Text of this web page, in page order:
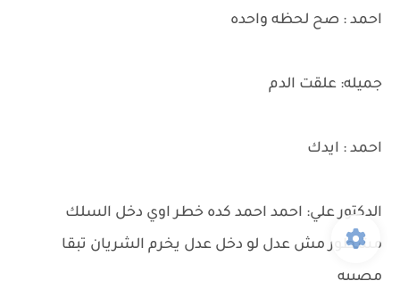
احمد : صح لحظه واحده
جميله: علقت الدم
احمد : ايدك
الدكتور علي: احمد احمد كده خطر اوي دخل السلك
مشطور مش عدل لو دخل عدل يخرم الشريان تبقا
مصيبه